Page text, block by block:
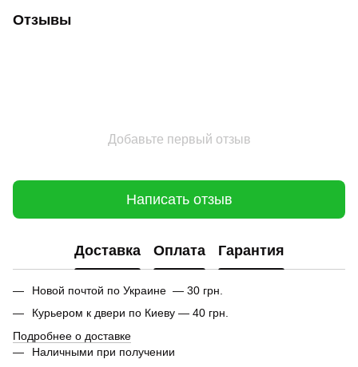
Отзывы
Добавьте первый отзыв
Написать отзыв
Доставка Оплата Гарантия
Новой почтой по Украине — 30 грн.
Курьером к двери по Киеву — 40 грн.
Подробнее о доставке
Наличными при получении